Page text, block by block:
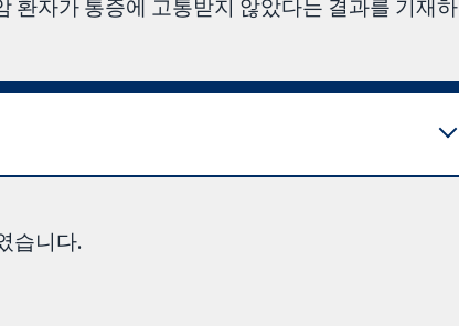
환자가 통증에 고통받지 않았다는 결과를 기재하
습니다.